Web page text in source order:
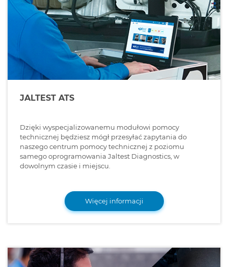
JALTEST ATS
Dzięki wyspecjalizowanemu modułowi pomocy
technicznej będziesz mógł przesyłać zapytania do
naszego centrum pomocy technicznej z poziomu
samego oprogramowania Jaltest Diagnostics, w
dowolnym czasie i miejscu.
Więcej informacji